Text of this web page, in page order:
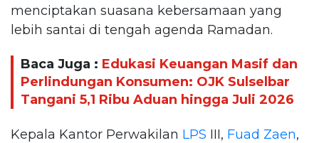
menciptakan suasana kebersamaan yang
lebih santai di tengah agenda Ramadan.
Baca Juga : Edukasi Keuangan Masif dan
Perlindungan Konsumen: OJK Sulselbar
Tangani 5,1 Ribu Aduan hingga Juli 2026
Kepala Kantor Perwakilan LPS III, Fuad Zaen,